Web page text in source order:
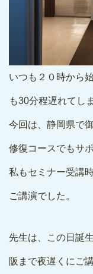
いつも２０時から
も30分程遅れてし
今回は、静岡県で
修復コースでもサ
私もセミナー受講
ご講演でした。
先生は、この日誕
阪まで夜遅くにご